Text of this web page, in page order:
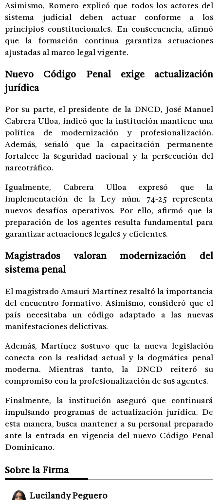
Asimismo, Romero explicó que todos los actores del
sistema judicial deben actuar conforme a los
principios constitucionales. En consecuencia, afirmó
que la formación continua garantiza actuaciones
ajustadas al marco legal vigente.
Nuevo Código Penal exige actualización
jurídica
Por su parte, el presidente de la DNCD, José Manuel
Cabrera Ulloa, indicó que la institución mantiene una
política de modernización y profesionalización.
Además, señaló que la capacitación permanente
fortalece la seguridad nacional y la persecución del
narcotráfico.
Igualmente, Cabrera Ulloa expresó que la
implementación de la Ley núm. 74-25 representa
nuevos desafíos operativos. Por ello, afirmó que la
preparación de los agentes resulta fundamental para
garantizar actuaciones legales y eficientes.
Magistrados valoran modernización del
sistema penal
El magistrado Amauri Martínez resaltó la importancia
del encuentro formativo. Asimismo, consideró que el
país necesitaba un código adaptado a las nuevas
manifestaciones delictivas.
Además, Martínez sostuvo que la nueva legislación
conecta con la realidad actual y la dogmática penal
moderna. Mientras tanto, la DNCD reiteró su
compromiso con la profesionalización de sus agentes.
Finalmente, la institución aseguró que continuará
impulsando programas de actualización jurídica. De
esta manera, busca mantener a su personal preparado
ante la entrada en vigencia del nuevo Código Penal
Dominicano.
Sobre la Firma
Lucilandy Peguero